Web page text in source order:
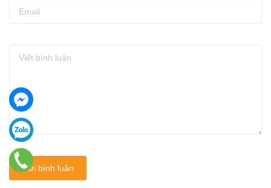
Gửi bình luận